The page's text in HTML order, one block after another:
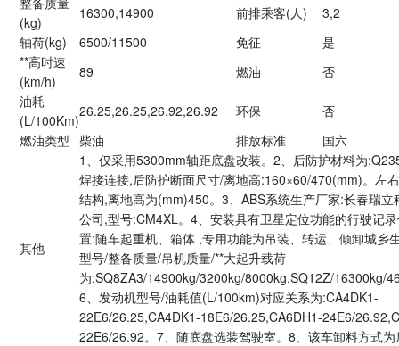
(kg)
16300,14900 前排乘客(人)
3,2
轴荷(kg)
6500/11500 免征
是
**高时速
(km/h)
89 燃油
否
油耗
(L/100Km)
26.25,26.25,26.92,26.92 环保
否
燃油类型
柴油 排放标准 国六
其他
1、仅采用5300mm轴距底盘改装。2、后防护材料为
焊接连接,后防护断面尺寸/离地高:160×60/470(mm)。左
结构,离地高为(mm)450。3、ABS系统生产厂家:长春瑞立
公司,型号:CM4XL。4、安装具有卫星定位功能的行驶记
置:随车起重机、箱体 ,专用功能为吊装、转运、倾卸城乡
型号/整备质量/吊机质量/**大起升载荷
为:SQ8ZA3/14900kg/3200kg/8000kg,SQ12Z/16300kg/
6、发动机型号/油耗值(L/100km)对应关系为:CA4DK1-
22E6/26.25,CA4DK1-18E6/26.25,CA6DH1-24E6/
22E6/26.92。7、随底盘选装驾驶室。8、该车卸料方式